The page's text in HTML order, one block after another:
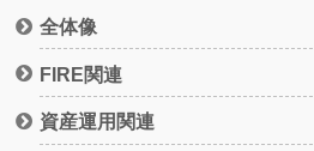
全体像
FIRE関連
資産運用関連